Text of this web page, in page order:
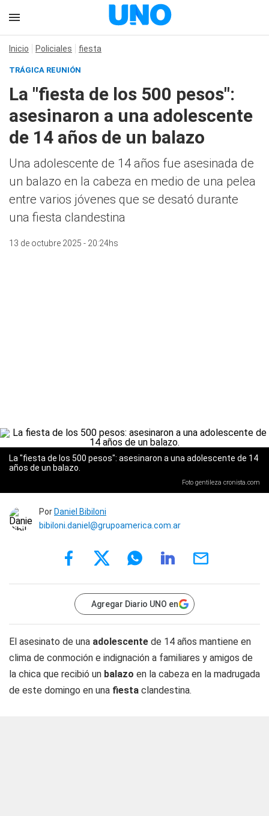
Inicio Policiales fiesta
TRÁGICA REUNIÓN
La "fiesta de los 500 pesos":
asesinaron a una adolescente
de 14 años de un balazo
Una adolescente de 14 años fue asesinada de
un balazo en la cabeza en medio de una pelea
entre varios jóvenes que se desató durante
una fiesta clandestina
13 de octubre 2025 - 20:24hs
La "fiesta de los 500 pesos": asesinaron a una adolescente de 14
años de un balazo.
Foto gentileza cronista.com
Por Daniel Bibiloni
bibiloni.daniel@grupoamerica.com.ar
Agregar Diario UNO en
El asesinato de una adolescente de 14 años mantiene en
clima de conmoción e indignación a familiares y amigos de
la chica que recibió un balazo en la cabeza en la madrugada
de este domingo en una fiesta clandestina.